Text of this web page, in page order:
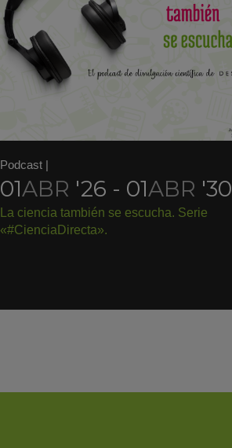
Podcast|
01ABR '26 - 01ABR '30
La ciencia también se escucha. Serie
«#CienciaDirecta».